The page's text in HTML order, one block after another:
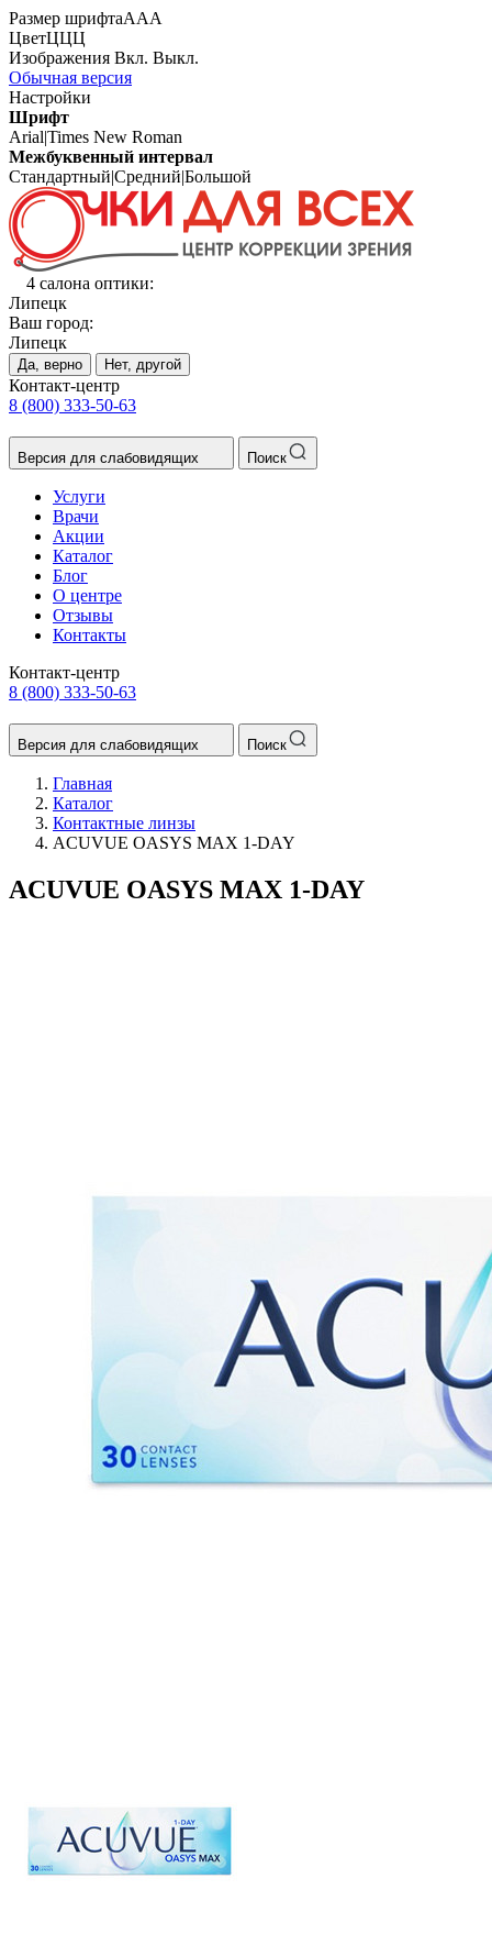
Размер шрифтаААА
ЦветЦЦЦ
Изображения Вкл. Выкл.
Обычная версия
Настройки
Шрифт
Arial|Times New Roman
Межбуквенный интервал
Стандартный|Средний|Большой
4 салона оптики:
Липецк
Ваш город:
Липецк
Да, верно Нет, другой
Контакт-центр
8 (800) 333-50-63
Версия для слабовидящих Поиск
Услуги
Врачи
Акции
Каталог
Блог
О центре
Отзывы
Контакты
Контакт-центр
8 (800) 333-50-63
Версия для слабовидящих Поиск
Главная
Каталог
Контактные линзы
ACUVUE OASYS MAX 1-DAY
ACUVUE OASYS MAX 1-DAY